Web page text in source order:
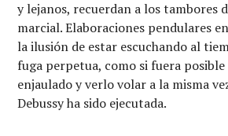
y lejanos, recuerdan a los tambores
marcial. Elaboraciones pendulares
la ilusión de estar escuchando al
fuga perpetua, como si fuera
enjaulado y verlo volar a la misma
Debussy ha sido ejecutada.